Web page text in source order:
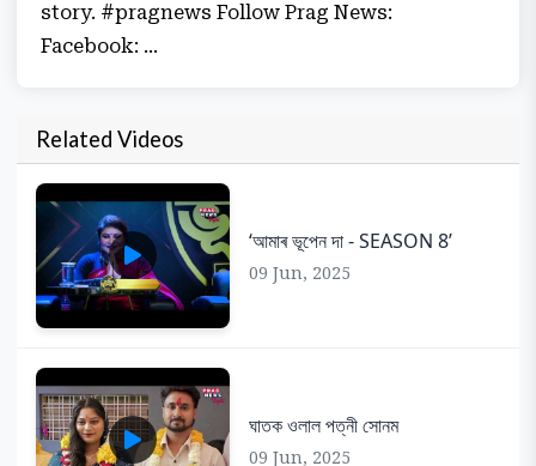
story. #pragnews Follow Prag News:
Facebook: ...
Related Videos
‘আমাৰ ভূপেন দা - SEASON 8’
09 Jun, 2025
ঘাতক ওলাল পত্নী সোনম
09 Jun, 2025